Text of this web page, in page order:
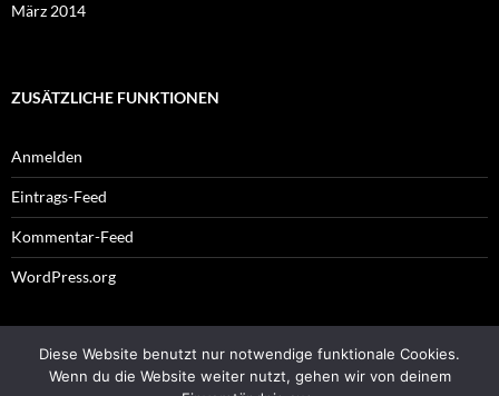
März 2014
ZUSÄTZLICHE FUNKTIONEN
Anmelden
Eintrags-Feed
Kommentar-Feed
WordPress.org
Impressum
Diese Website benutzt nur notwendige funktionale Cookies.
Wenn du die Website weiter nutzt, gehen wir von deinem